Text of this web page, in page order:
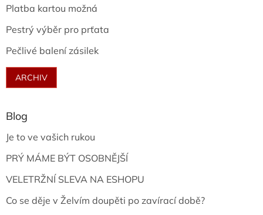
Platba kartou možná
Pestrý výběr pro prťata
Pečlivé balení zásilek
ARCHIV
Blog
Je to ve vašich rukou
PRÝ MÁME BÝT OSOBNĚJŠÍ
VELETRŽNÍ SLEVA NA ESHOPU
Co se děje v Želvím doupěti po zavírací době?